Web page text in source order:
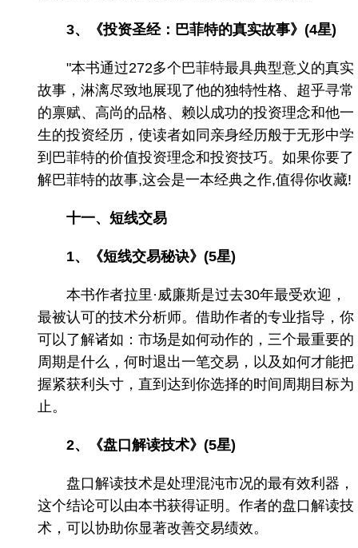
3、《投资圣经：巴菲特的真实故事》(4星)
"本书通过272多个巴菲特最具典型意义的真实
故事，淋漓尽致地展现了他的独特性格、超乎寻常
的禀赋、高尚的品格、赖以成功的投资理念和他一
生的投资经历，使读者如同亲身经历般于无形中学
到巴菲特的价值投资理念和投资技巧。如果你要了
解巴菲特的故事,这会是一本经典之作,值得你收藏!
十一、短线交易
1、《短线交易秘诀》(5星)
本书作者拉里·威廉斯是过去30年最受欢迎，
最被认可的技术分析师。借助作者的专业指导，你
可以了解诸如：市场是如何动作的，三个最重要的
周期是什么，何时退出一笔交易，以及如何才能把
握紧获利头寸，直到达到你选择的时间周期目标为
止。
2、《盘口解读技术》(5星)
盘口解读技术是处理混沌市况的最有效利器，
这个结论可以由本书获得证明。作者的盘口解读技
术，可以协助你显著改善交易绩效。